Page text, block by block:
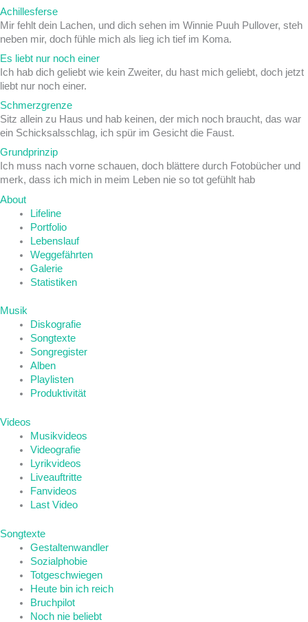
Achillesferse
Mir fehlt dein Lachen, und dich sehen im Winnie Puuh Pullover, steh
neben mir, doch fühle mich als lieg ich tief im Koma.
Es liebt nur noch einer
Ich hab dich geliebt wie kein Zweiter, du hast mich geliebt, doch jetzt
liebt nur noch einer.
Schmerzgrenze
Sitz allein zu Haus und hab keinen, der mich noch braucht, das war
ein Schicksalsschlag, ich spür im Gesicht die Faust.
Grundprinzip
Ich muss nach vorne schauen, doch blättere durch Fotobücher und
merk, dass ich mich in meim Leben nie so tot gefühlt hab
About
Lifeline
Portfolio
Lebenslauf
Weggefährten
Galerie
Statistiken
Musik
Diskografie
Songtexte
Songregister
Alben
Playlisten
Produktivität
Videos
Musikvideos
Videografie
Lyrikvideos
Liveauftritte
Fanvideos
Last Video
Songtexte
Gestaltenwandler
Sozialphobie
Totgeschwiegen
Heute bin ich reich
Bruchpilot
Noch nie beliebt